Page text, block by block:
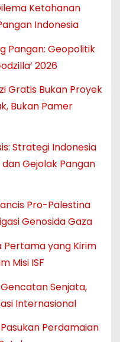
Ketahanan
Indonesia
Pangan: Geopolitik
2026
Gratis Bukan Proyek
Bukan Pamer
Strategi Indonesia
dan Gejolak Pangan
Pro-Palestina
Genosida Gaza
Pertama yang Kirim
Misi ISF
Senjata,
Internasional
Perdamaian